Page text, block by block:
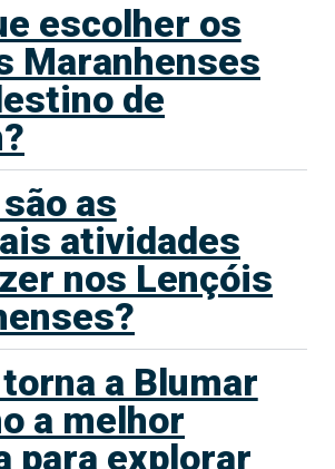
escolher os
Maranhenses
de
as
atividades
nos Lençóis
a Blumar
a melhor
para explorar